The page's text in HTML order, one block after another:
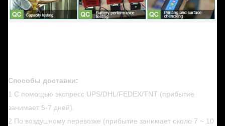
Способы доставки:
1 С помощью экспресс UPS/DHL/FEDEX/TNT (прибытие
занимает 5-7 дней).
2 По воздушному перевозке (прибытие занимает около 7 ~ 10